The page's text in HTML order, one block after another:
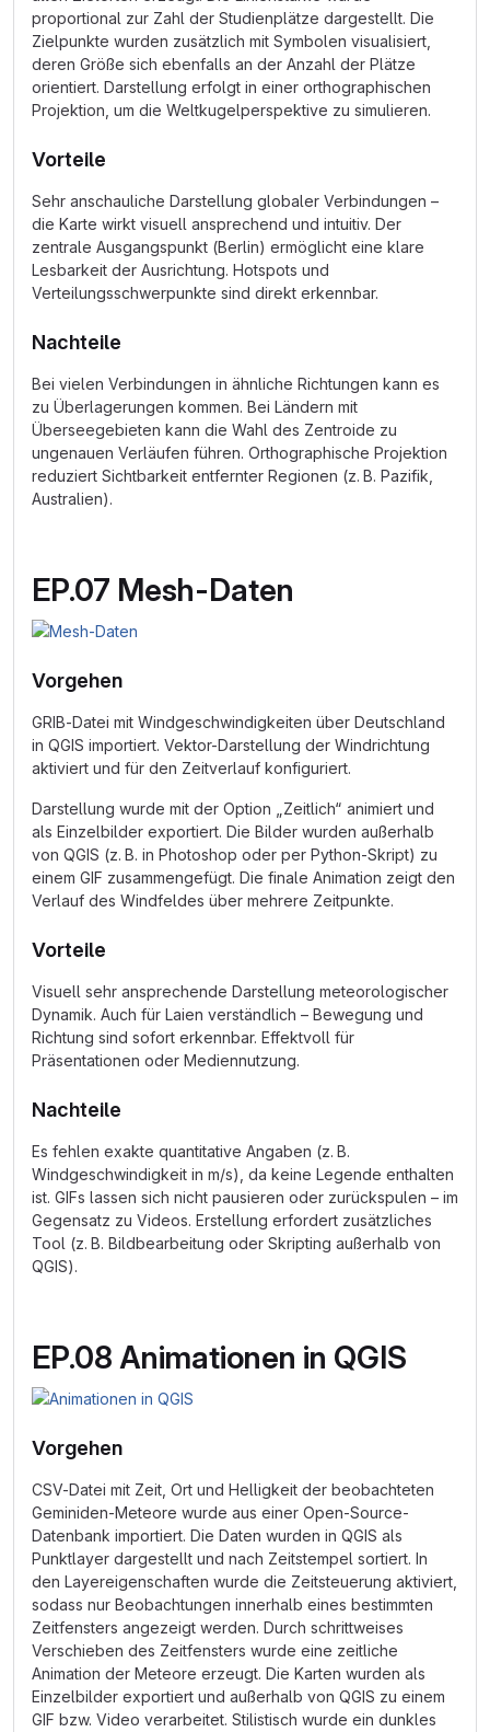
proportional zur Zahl der Studienplätze dargestellt. Die
Zielpunkte wurden zusätzlich mit Symbolen visualisiert,
deren Größe sich ebenfalls an der Anzahl der Plätze
orientiert. Darstellung erfolgt in einer orthographischen
Projektion, um die Weltkugelperspektive zu simulieren.
Vorteile
Sehr anschauliche Darstellung globaler Verbindungen –
die Karte wirkt visuell ansprechend und intuitiv. Der
zentrale Ausgangspunkt (Berlin) ermöglicht eine klare
Lesbarkeit der Ausrichtung. Hotspots und
Verteilungsschwerpunkte sind direkt erkennbar.
Nachteile
Bei vielen Verbindungen in ähnliche Richtungen kann es
zu Überlagerungen kommen. Bei Ländern mit
Überseegebieten kann die Wahl des Zentroide zu
ungenauen Verläufen führen. Orthographische Projektion
reduziert Sichtbarkeit entfernter Regionen (z. B. Pazifik,
Australien).
EP.07 Mesh-Daten
Vorgehen
GRIB-Datei mit Windgeschwindigkeiten über Deutschland
in QGIS importiert. Vektor-Darstellung der Windrichtung
aktiviert und für den Zeitverlauf konfiguriert.
Darstellung wurde mit der Option „Zeitlich“ animiert und
als Einzelbilder exportiert. Die Bilder wurden außerhalb
von QGIS (z. B. in Photoshop oder per Python-Skript) zu
einem GIF zusammengefügt. Die finale Animation zeigt den
Verlauf des Windfeldes über mehrere Zeitpunkte.
Vorteile
Visuell sehr ansprechende Darstellung meteorologischer
Dynamik. Auch für Laien verständlich – Bewegung und
Richtung sind sofort erkennbar. Effektvoll für
Präsentationen oder Mediennutzung.
Nachteile
Es fehlen exakte quantitative Angaben (z. B.
Windgeschwindigkeit in m/s), da keine Legende enthalten
ist. GIFs lassen sich nicht pausieren oder zurückspulen – im
Gegensatz zu Videos. Erstellung erfordert zusätzliches
Tool (z. B. Bildbearbeitung oder Skripting außerhalb von
QGIS).
EP.08 Animationen in QGIS
Vorgehen
CSV-Datei mit Zeit, Ort und Helligkeit der beobachteten
Geminiden-Meteore wurde aus einer Open-Source-
Datenbank importiert. Die Daten wurden in QGIS als
Punktlayer dargestellt und nach Zeitstempel sortiert. In
den Layereigenschaften wurde die Zeitsteuerung aktiviert,
sodass nur Beobachtungen innerhalb eines bestimmten
Zeitfensters angezeigt werden. Durch schrittweises
Verschieben des Zeitfensters wurde eine zeitliche
Animation der Meteore erzeugt. Die Karten wurden als
Einzelbilder exportiert und außerhalb von QGIS zu einem
GIF bzw. Video verarbeitet. Stilistisch wurde ein dunkles